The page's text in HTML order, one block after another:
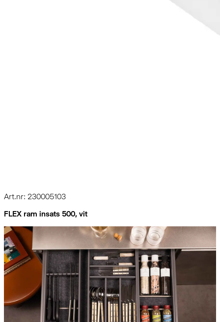
Art.nr: 230005103
FLEX ram insats 500, vit